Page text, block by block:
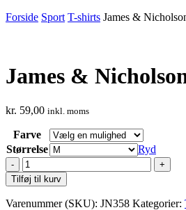
Forside Sport T-shirts James &
James &
kr. 59,00 inkl. moms
Farve
Størrelse
Ryd
James
&
Nicholson
Active-
Tilføj til kurv
Varenummer (SKU): JN358 Kategorier: